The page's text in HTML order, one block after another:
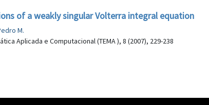
of a weakly singular Volterra integral equation
M.
Aplicada e Computacional (TEMA ), 8 (2007), 229-238